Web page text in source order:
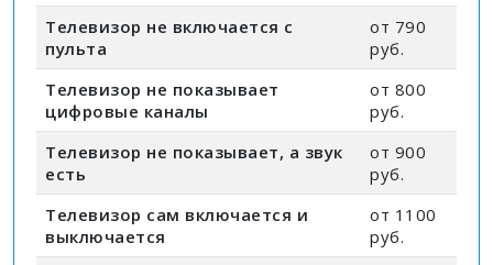
Телевизор не включается с
пульта
от 790
руб.
Телевизор не показывает
цифровые каналы
от 800
руб.
Телевизор не показывает, а звук
есть
от 900
руб.
Телевизор сам включается и
выключается
от 1100
руб.